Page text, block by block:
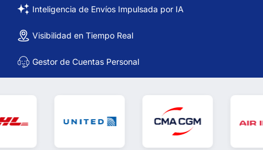
Inteligencia de Envíos Impulsada por IA
Visibilidad en Tiempo Real
Gestor de Cuentas Personal